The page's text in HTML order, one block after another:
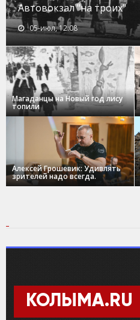
Автовокзал "на троих"
05-июл, 12:08
Магаданцы на Новый год лису
топили
Алексей Грошевик: Удивлять
зрителей надо всегда.
КОЛЫМА.RU